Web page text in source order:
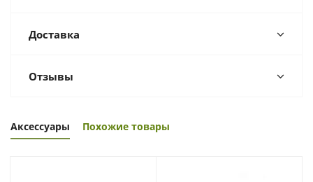
Доставка
Отзывы
Аксессуары Похожие товары